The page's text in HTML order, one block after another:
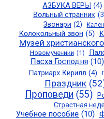
АЗБУКА ВЕРЫ (4)
Вольный странник
Звонари (2)
Колокольный звон (5)
Музей
Новомученики (1)
Пасха Господня (10)
Патриарх Кирилл (4)
Праздник
Проповеди (55)
Страстная
Учебное пособие (10)